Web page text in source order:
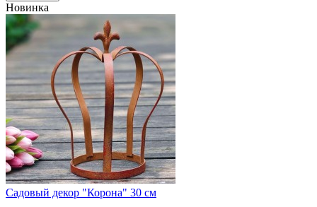
Новинка
Садовый декор "Корона" 30 см